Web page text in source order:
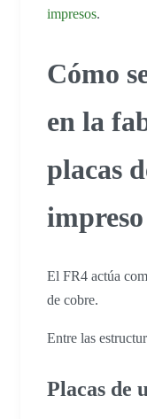
impresos.
Cómo
en la
placas
impreso
El FR4 actúa
de cobre.
Entre las
Placas de